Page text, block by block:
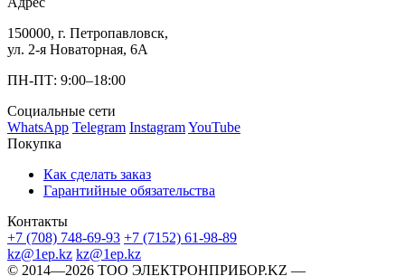
150000, г. Петропавловск,
ул. 2-я Новаторная, 6А
ПН-ПТ: 9:00–18:00
Социальные сети
WhatsApp Telegram InstagramYouTube
Покупка
Как сделать заказ
Гарантийные обязательства
Контакты
+7 (708) 748-69-93 +7 (7152) 61-98-89
kz@1ep.kz kz@1ep.kz
©️ 2014—2026 ТОО ЭЛЕКТРОНПРИБОР.KZ —